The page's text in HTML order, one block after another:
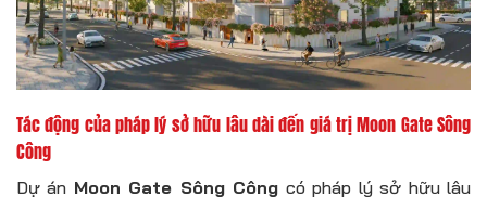
Tác động của pháp lý sở hữu lâu dài đến giá trị Moon Gate Sông
Công
Dự án Moon Gate Sông Công có pháp lý sở hữu lâu